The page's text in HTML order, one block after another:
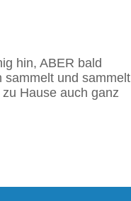
hin, ABER bald
sammelt und sammelt
Hause auch ganz